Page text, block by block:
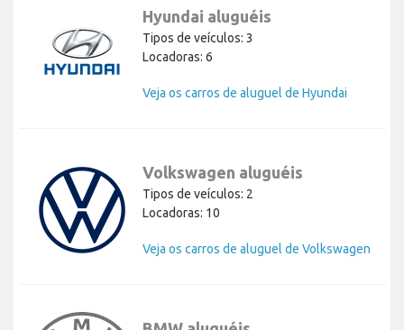
Hyundai aluguéis
Tipos de veículos: 3
Locadoras: 6
Veja os carros de aluguel de Hyundai
Volkswagen aluguéis
Tipos de veículos: 2
Locadoras: 10
Veja os carros de aluguel de Volkswagen